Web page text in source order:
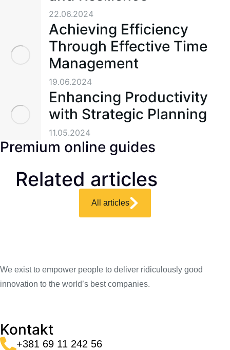
22.06.2024
Achieving Efficiency
Through Effective Time
Management
19.06.2024
Enhancing Productivity
with Strategic Planning
11.05.2024
Premium online guides
Related articles
All articles
We exist to empower people to deliver ridiculously good
innovation to the world’s best companies.
Kontakt
+381 69 11 242 56